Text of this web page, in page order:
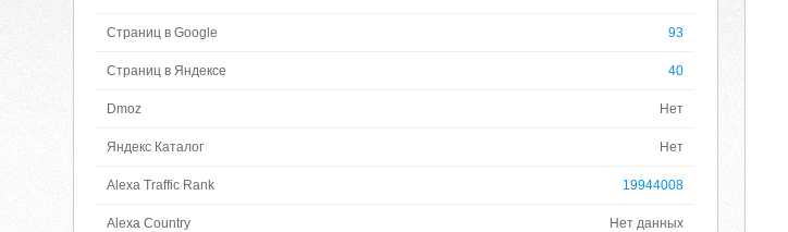
Страниц в Google 93
Страниц в Яндексе 40
Dmoz Нет
Яндекс Каталог Нет
Alexa Traffic Rank 19944008
Alexa Country Нет данных